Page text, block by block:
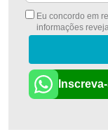
Eu concordo em
informações